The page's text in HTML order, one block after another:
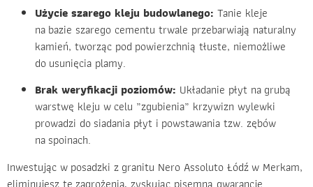
Użycie szarego kleju budowlanego: Tanie kleje
na bazie szarego cementu trwale przebarwiają naturalny
kamień, tworząc pod powierzchnią tłuste, niemożliwe
do usunięcia plamy.
Brak weryfikacji poziomów: Układanie płyt na grubą
warstwę kleju w celu „zgubienia” krzywizn wylewki
prowadzi do siadania płyt i powstawania tzw. zębów
na spoinach.
Inwestując w posadzki z granitu Nero Assoluto Łódź w Merkam,